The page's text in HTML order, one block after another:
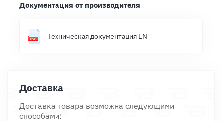
Документация от производителя
Техническая документация EN
Доставка
Доставка товара возможна следующими
способами: